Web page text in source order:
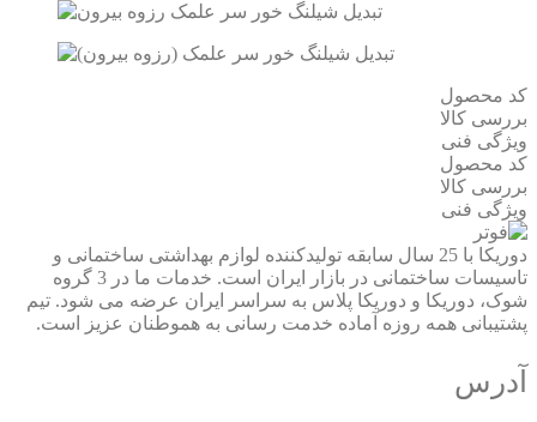
کد محصول
بررسی کالا
ویژگی فنی
کد محصول
بررسی کالا
ویژگی فنی
دوریکا با 25 سال سابقه تولیدکننده لوازم بهداشتی ساختمانی و
تاسیسات ساختمانی در بازار ایران است. خدمات ما در 3 گروه
شوک، دوریکا و دوریکا پلاس به سراسر ایران عرضه می شود. تیم
پشتیبانی همه روزه آماده خدمت رسانی به هموطنان عزیز است.
آدرس